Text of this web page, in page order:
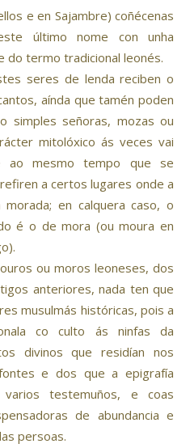
e en Sajambre) coñécenas
último nome con unha
do termo tradicional leonés.
seres de lenda reciben o
aínda que tamén poden
simples señoras, mozas ou
mitolóxico ás veces vai
ao mesmo tempo que se
a certos lugares onde a
en calquera caso, o
é o de mora (ou moura en
ou moros leoneses, dos
anteriores, nada ten que
musulmás históricas, pois a
co culto ás ninfas da
divinos que residían nos
e dos que a epigrafía
testemuños, e coas
de abundancia e
persoas.